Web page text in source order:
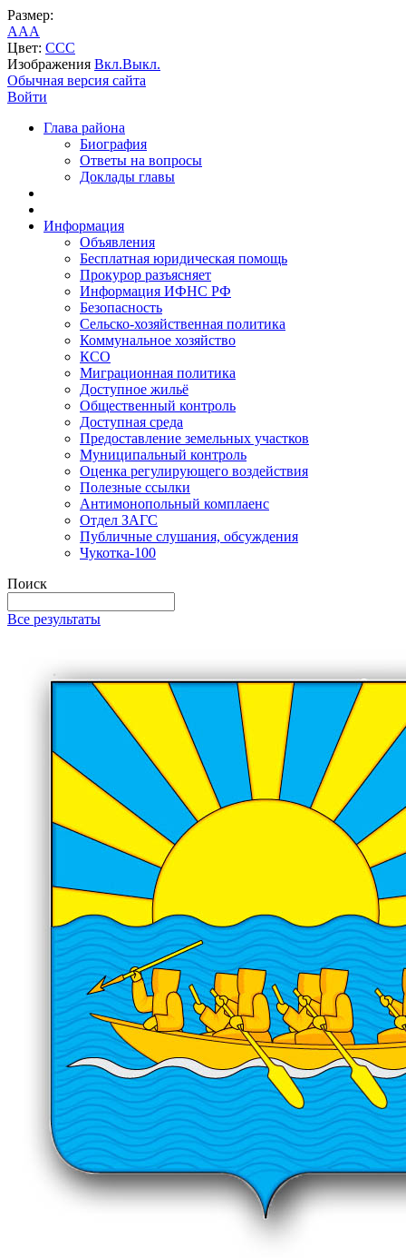
Размер:
AAA
Цвет: CCC
Изображения Вкл.Выкл.
Обычная версия сайта
Войти
Глава района
Биография
Ответы на вопросы
Доклады главы
Информация
Объявления
Бесплатная юридическая помощь
Прокурор разъясняет
Информация ИФНС РФ
Безопасность
Сельско-хозяйственная политика
Коммунальное хозяйство
КСО
Миграционная политика
Доступное жильё
Общественный контроль
Доступная среда
Предоставление земельных участков
Муниципальный контроль
Оценка регулирующего воздействия
Полезные ссылки
Антимонопольный комплаенс
Отдел ЗАГС
Публичные слушания, обсуждения
Чукотка-100
Поиск
Все результаты